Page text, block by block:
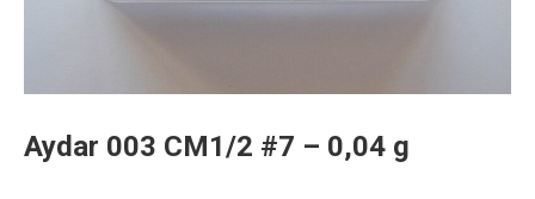
Aydar 003 CM1/2 #7 – 0,04 g